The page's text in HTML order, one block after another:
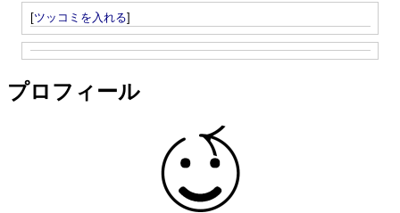
[ツッコミを入れる]
プロフィール